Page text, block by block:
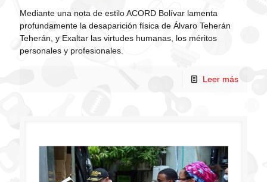
Mediante una nota de estilo ACORD Bolívar lamenta
profundamente la desaparición física de Álvaro Teherán
Teherán, y Exaltar las virtudes humanas, los méritos
personales y profesionales.
Leer más